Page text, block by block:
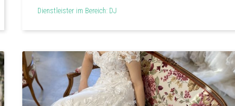
Dienstleister im Bereich: DJ